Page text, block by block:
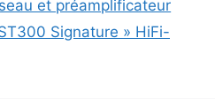
et préamplificateur
Signature » HiFi-